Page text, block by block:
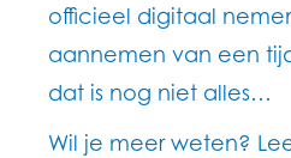
officieel digitaal
aannemen van een
dat is nog niet alles…
Wil je meer weten?